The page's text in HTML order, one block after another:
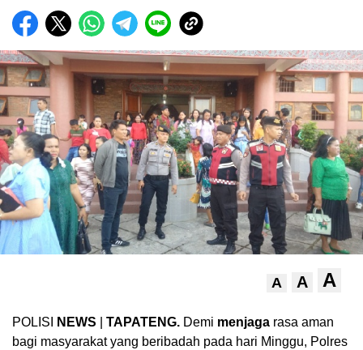
A A A
POLISI NEWS TAPATENG. Demi menjaga rasa aman
bagi masyarakat yang beribadah pada hari Minggu, Polres